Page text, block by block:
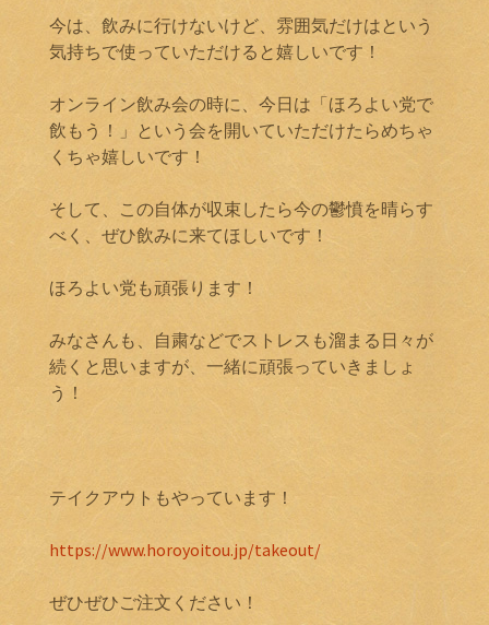
今は、飲みに行けないけど、雰囲気だけはという
気持ちで使っていただけると嬉しいです！
オンライン飲み会の時に、今日は「ほろよい党で
飲もう！」という会を開いていただけたらめちゃ
くちゃ嬉しいです！
そして、この自体が収束したら今の鬱憤を晴らす
べく、ぜひ飲みに来てほしいです！
ほろよい党も頑張ります！
みなさんも、自粛などでストレスも溜まる日々が
続くと思いますが、一緒に頑張っていきましょ
う！
テイクアウトもやっています！
https://www.horoyoitou.jp/takeout/
ぜひぜひご注文ください！